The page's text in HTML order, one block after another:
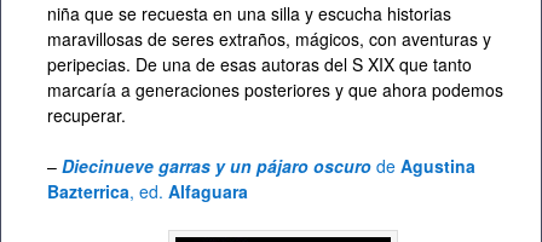
niña que se recuesta en una silla y escucha historias
maravillosas de seres extraños, mágicos, con aventuras y
peripecias. De una de esas autoras del S XIX que tanto
marcaría a generaciones posteriores y que ahora podemos
recuperar.
– Diecinueve garras y un pájaro oscuro de Agustina
Bazterrica, ed. Alfaguara